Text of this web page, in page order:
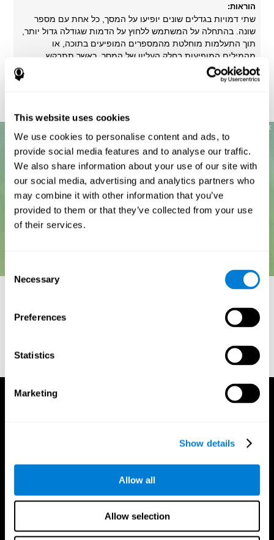
This website uses cookies
We use cookies to personalise content and ads, to
provide social media features and to analyse our traffic.
We also share information about your use of our site with
our social media, advertising and analytics partners who
may combine it with other information that you’ve
provided to them or that they’ve collected from your use
of their services.
Selection
Necessary
Preferences
Statistics
Marketing
Show details
Allow all
Allow selection
הוראות:
שתי דמויות בגדלים שונים יופיעו על המסך, כל אחת עם מספר
שונה. בהתחלה על המשתמש ללחוץ על הדמות שגודלה גדול יותר,
תוך התעלמות מוחלטת מהמספרים המופיעים בתוכה, או
מהמילים המופיעות בחלק העליון של המסך. כאשר תתבקש,
המשתמש צריך לנטוש את ההוראות הקודמות כדי להתחיל ללחוץ
על הדמות עם המספר הגבוה יותר, תוך התעלמות מגודל הדמות
סימוכין
Stroop, J. R (1935). Studies of interference in serial verbal
reactions. Journal of experimental psychology, 18(6), 643